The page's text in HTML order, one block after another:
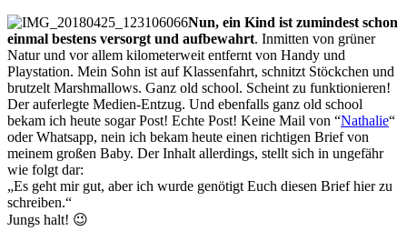
Nun, ein Kind ist zumindest schon
einmal bestens versorgt und aufbewahrt. Inmitten von grüner
Natur und vor allem kilometerweit entfernt von Handy und
Playstation. Mein Sohn ist auf Klassenfahrt, schnitzt Stöckchen und
brutzelt Marshmallows. Ganz old school. Scheint zu funktionieren!
Der auferlegte Medien-Entzug. Und ebenfalls ganz old school
bekam ich heute sogar Post! Echte Post! Keine Mail von “Nathalie“
oder Whatsapp, nein ich bekam heute einen richtigen Brief von
meinem großen Baby. Der Inhalt allerdings, stellt sich in ungefähr
wie folgt dar:
„Es geht mir gut, aber ich wurde genötigt Euch diesen Brief hier zu
schreiben.“
Jungs halt! 😉